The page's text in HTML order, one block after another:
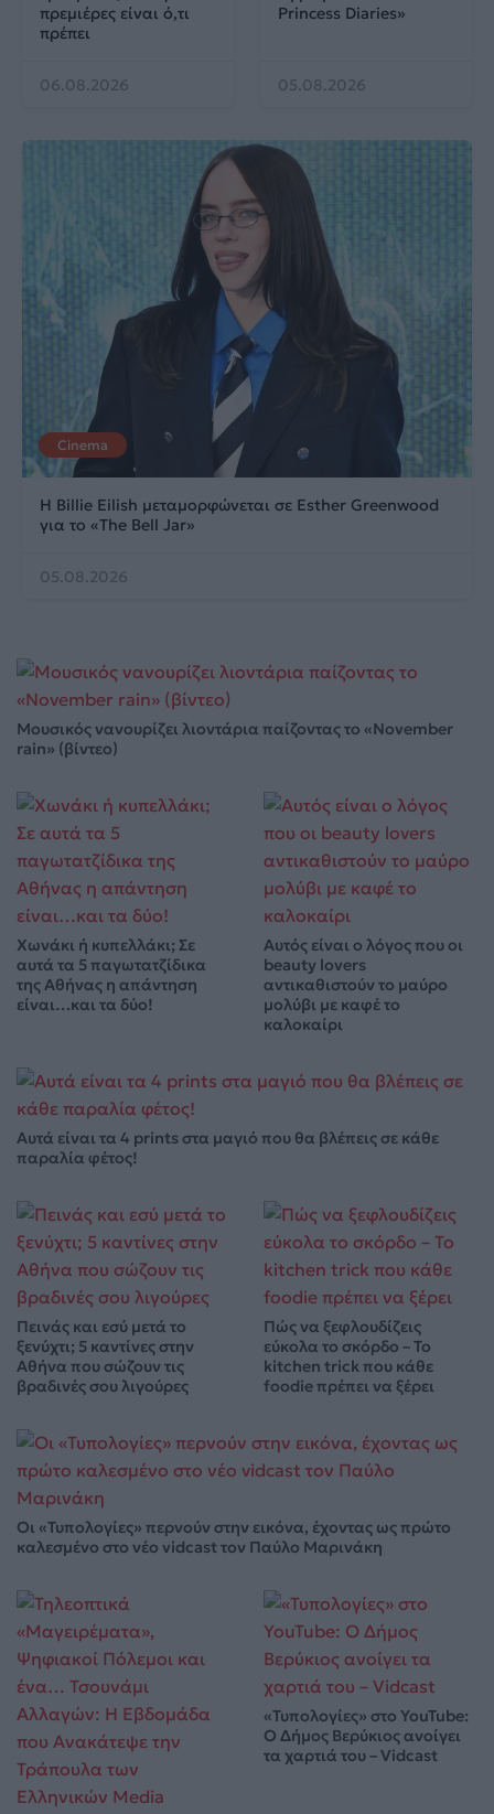
πρεμιέρες είναι ό,τι
πρέπει
06.08.2026
Princess Diaries»
05.08.2026
Cinema
Η Billie Eilish μεταμορφώνεται σε Esther Greenwood
για το «The Bell Jar»
05.08.2026
Μουσικός νανουρίζει λιοντάρια παίζοντας το «November
rain» (βίντεο)
Χωνάκι ή κυπελλάκι; Σε
αυτά τα 5 παγωτατζίδικα
της Αθήνας η απάντηση
είναι…και τα δύο!
Αυτός είναι ο λόγος που οι
beauty lovers
αντικαθιστούν το μαύρο
μολύβι με καφέ το
καλοκαίρι
Αυτά είναι τα 4 prints στα μαγιό που θα βλέπεις σε κάθε
παραλία φέτος!
Πεινάς και εσύ μετά το
ξενύχτι; 5 καντίνες στην
Αθήνα που σώζουν τις
βραδινές σου λιγούρες
Πώς να ξεφλουδίζεις
εύκολα το σκόρδο – Το
kitchen trick που κάθε
foodie πρέπει να ξέρει
Οι «Τυπολογίες» περνούν στην εικόνα, έχοντας ως πρώτο
καλεσμένο στο νέο vidcast τον Παύλο Μαρινάκη
«Τυπολογίες» στο YouTube:
Ο Δήμος Βερύκιος ανοίγει
τα χαρτιά του – Vidcast